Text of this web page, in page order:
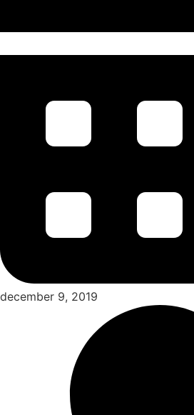
december 9, 2019